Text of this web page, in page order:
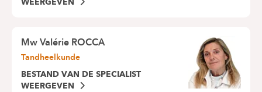
WEERGEVEN
MwValérie ROCCA
Tandheelkunde
BESTAND VAN DE SPECIALIST
WEERGEVEN